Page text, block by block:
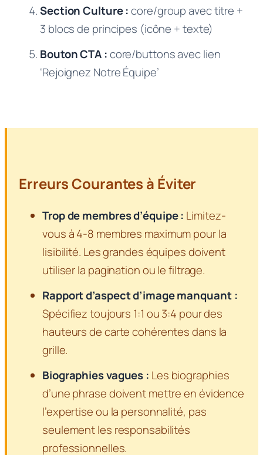
Section Culture :core/group avec titre +
3 blocs de principes (icône + texte)
Bouton CTA :core/buttons avec lien
‘Rejoignez Notre Équipe’
Erreurs Courantes à Éviter
Trop de membres d’équipe : Limitez-
vous à 4-8 membres maximum pour la
lisibilité. Les grandes équipes doivent
utiliser la pagination ou le filtrage.
Rapport d’aspect d’image manquant :
Spécifiez toujours 1:1 ou 3:4 pour des
hauteurs de carte cohérentes dans la
grille.
Biographies vagues : Les biographies
d’une phrase doivent mettre en évidence
l’expertise ou la personnalité, pas
seulement les responsabilités
professionnelles.